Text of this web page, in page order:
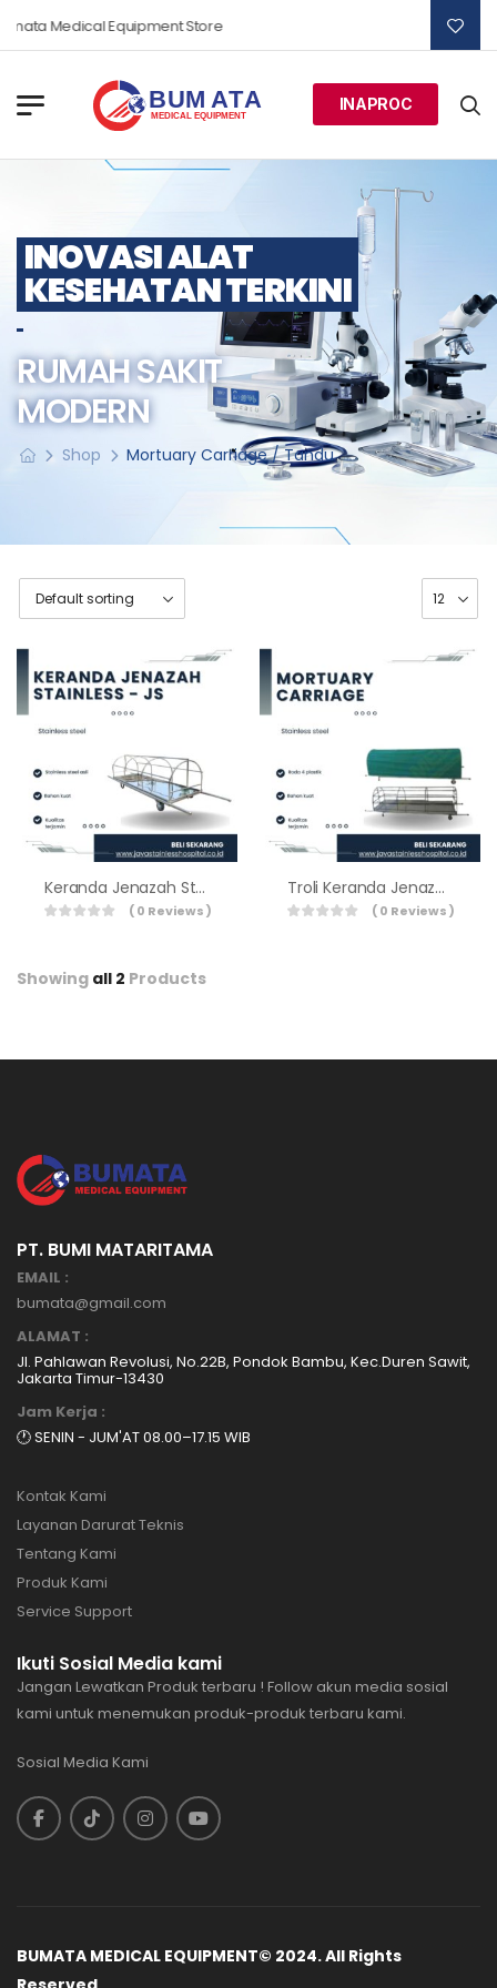
Medical Equipment Store
INAPROC
INOVASI ALAT
KESEHATAN TERKINI
RUMAH SAKIT
MODERN
Shop Mortuary Carriage / Tandu
Keranda Jenazah Stainless – JS
( 0 Reviews )
Troli Keranda Jenazah BMO-201
( 0 Reviews )
Showing all 2 Products
PT. BUMI MATARITAMA
EMAIL :
bumata@gmail.com
ALAMAT :
Jl. Pahlawan Revolusi, No.22B, Pondok Bambu, Kec.Duren Sawit,
Jakarta Timur-13430
Jam Kerja :
🕐 SENIN - JUM'AT 08.00–17.15 WIB
Kontak Kami
Layanan Darurat Teknis
Tentang Kami
Produk Kami
Service Support
Ikuti Sosial Media kami
Jangan Lewatkan Produk terbaru ! Follow akun media sosial
kami untuk menemukan produk-produk terbaru kami.
Sosial Media Kami
BUMATA MEDICAL EQUIPMENT© 2024. All Rights